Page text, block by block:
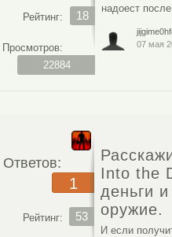
Рейтинг: 18
Просмотров:
22884
надоест
07 мая
Ответов:
1
Рейтинг: 53
Into the
деньги
оружие.
И если